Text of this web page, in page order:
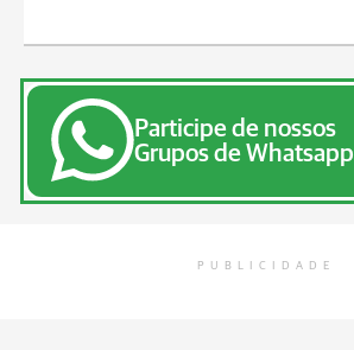
Participe de nossos
Grupos de Whatsapp
PUBLICIDADE